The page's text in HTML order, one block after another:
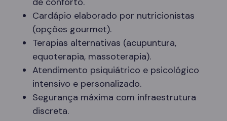
Cardápio elaborado por nutricionistas
(opções gourmet).
Terapias alternativas (acupuntura,
equoterapia, massoterapia).
Atendimento psiquiátrico e psicológico
intensivo e personalizado.
Segurança máxima com infraestrutura
discreta.